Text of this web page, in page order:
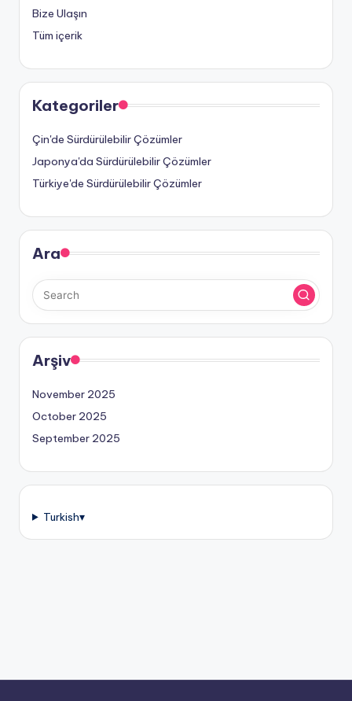
Bize Ulaşın
Tüm içerik
Kategoriler
Çin'de Sürdürülebilir Çözümler
Japonya'da Sürdürülebilir Çözümler
Türkiye'de Sürdürülebilir Çözümler
Ara
Arşiv
November 2025
October 2025
September 2025
Turkish▾